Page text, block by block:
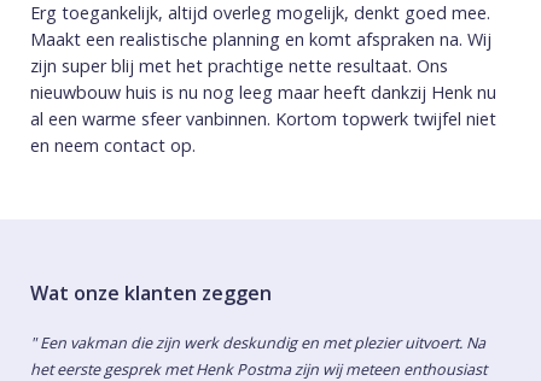
Erg toegankelijk, altijd overleg mogelijk, denkt goed mee.
Maakt een realistische planning en komt afspraken na. Wij
zijn super blij met het prachtige nette resultaat. Ons
nieuwbouw huis is nu nog leeg maar heeft dankzij Henk nu
al een warme sfeer vanbinnen. Kortom topwerk twijfel niet
en neem contact op.
Wat onze klanten zeggen
" Een vakman die zijn werk deskundig en met plezier uitvoert. Na
het eerste gesprek met Henk Postma zijn wij meteen enthousiast